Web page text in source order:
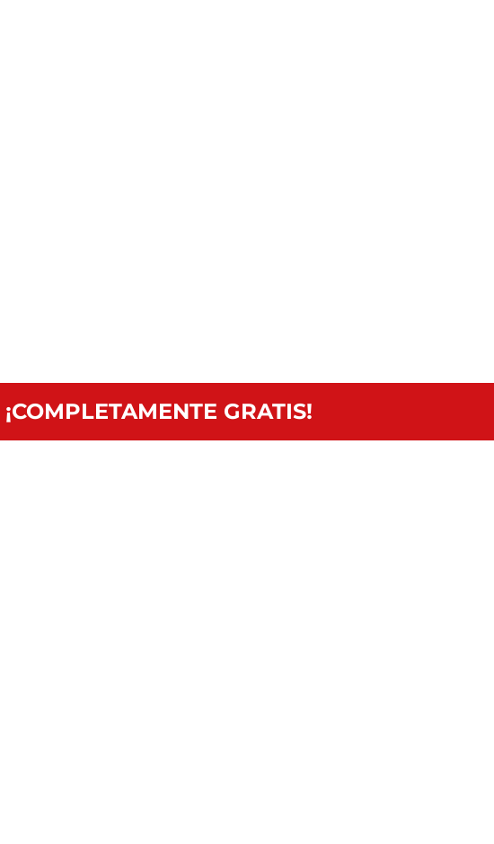
¡COMPLETAMENTE GRATIS!